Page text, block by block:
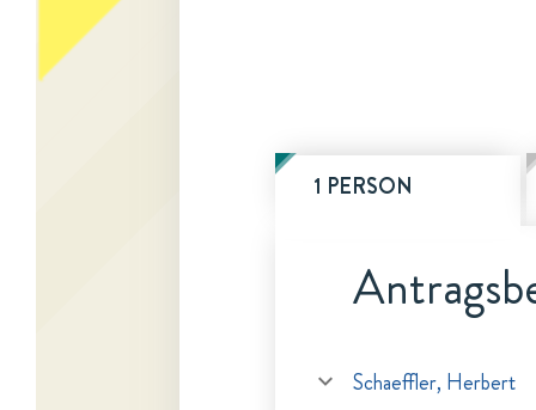
1 PERSON
Schaeffler, Herbert